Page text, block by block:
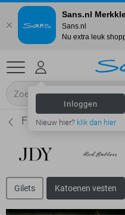
Inloggen
Nieuw hier? klik dan hier
Freequent Katoenen
Gilets Katoenen vesten
Sans.nl
Sans.nl
Nu extra leuk